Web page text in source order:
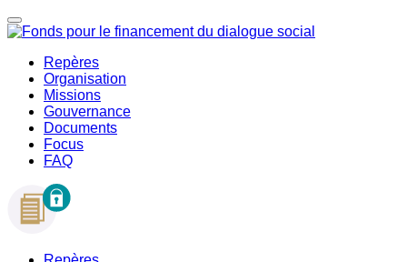
Repères
Organisation
Missions
Gouvernance
Documents
Focus
FAQ